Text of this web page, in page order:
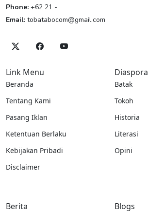
Phone: +62 21 -
Email: tobatabocom@gmail.com
Link Menu
Beranda
Tentang Kami
Pasang Iklan
Ketentuan Berlaku
Kebijakan Pribadi
Disclaimer
Diaspora
Batak
Tokoh
Historia
Literasi
Opini
Berita Blogs